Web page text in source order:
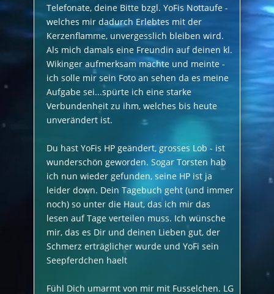
Telefonate, deine Bitte bzgl. YoFis Nottaufe -
welches mir dadurch Erlebtes mit der
Kerzenflamme, unvergesslich bleiben wird.
Als mich damals eine Freundin auf deinen kl.
Wikinger aufmerksam machte und meinte -
ich solle mir sein Foto an sehen da es meine
Aufgabe sei...spürte ich eine starke
Verbundenheit zu ihm, welches bis heute
unverändert ist.
Du hast YoFis HP geändert, grosses Lob - ist
wunderschön geworden. Sogar Torsten hab
ich nun wieder gefunden, seine HP ist ja
leider down. Dein Tagebuch geht (und immer
noch) so unter die Haut, das ich mir das
lesen auf Tage verteilen muss. Ich wünsche
mir, das es Dir und deinen Lieben gut, der
Schmerz erträglicher wurde und YoFi sein
Seepferdchen haelt
Fühl Dich umarmt von mir mit Fusselchen. LG